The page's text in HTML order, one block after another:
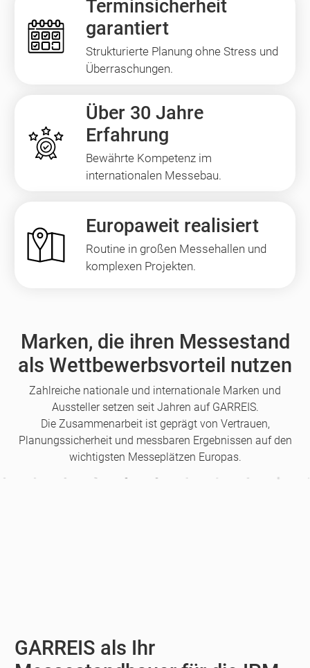
Terminsicherheit
garantiert
Strukturierte Planung ohne Stress und
Überraschungen.
Über 30 Jahre
Erfahrung
Bewährte Kompetenz im
internationalen Messebau.
Europaweit realisiert
Routine in großen Messehallen und
komplexen Projekten.
Marken, die ihren Messestand
als Wettbewerbsvorteil nutzen
Zahlreiche nationale und internationale Marken und
Aussteller setzen seit Jahren auf GARREIS.
Die Zusammenarbeit ist geprägt von Vertrauen,
Planungssicherheit und messbaren Ergebnissen auf den
wichtigsten Messeplätzen Europas.
GARREIS als Ihr